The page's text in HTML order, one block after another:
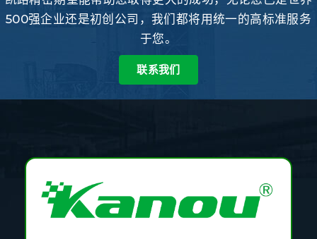
500强企业还是初创公司，我们都将用统一的高标准服务
于您。
联系我们